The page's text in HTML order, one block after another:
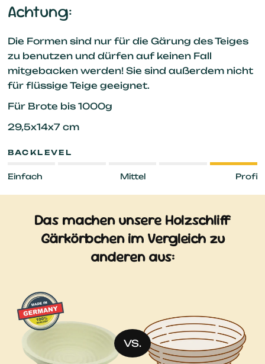
Achtung:
Die Formen sind nur für die Gärung des Teiges
zu benutzen und dürfen auf keinen Fall
mitgebacken werden! Sie sind außerdem nicht
für flüssige Teige geeignet.
Für Brote bis 1000g
29,5x14x7 cm
BACKLEVEL
Einfach Mittel Profi
Das machen unsere Holzschliff
Gärkörbchen im Vergleich zu
anderen aus:
VS.